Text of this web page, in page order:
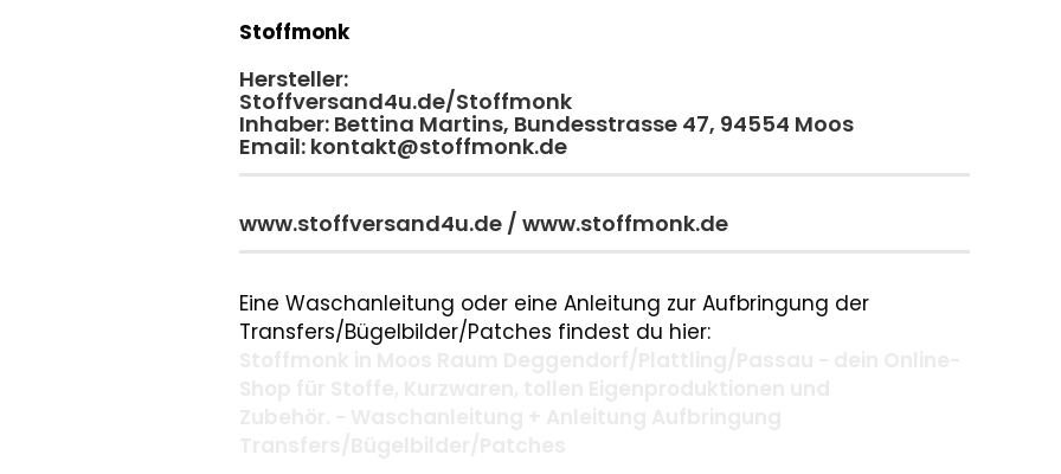
Stoffmonk
Hersteller:
Stoffversand4u.de/Stoffmonk
Inhaber: Bettina Martins, Bundesstrasse 47, 94554 Moos
Email: kontakt@stoffmonk.de
www.stoffversand4u.de / www.stoffmonk.de
Eine Waschanleitung oder eine Anleitung zur Aufbringung der
Transfers/Bügelbilder/Patches findest du hier: